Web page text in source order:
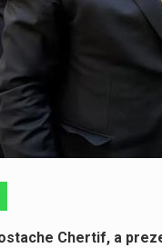
Chertif, a